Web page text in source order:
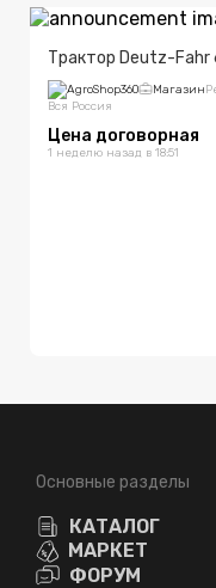
Трактор Deutz-Fahr
AgroShop360 Магазин
Вся Россия
Цена договорная
1 неделю назад в 18:51
Основные разделы
КАТАЛОГ
МАРКЕТ
ФОРУМ